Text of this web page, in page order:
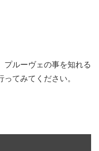
プルーヴェの事を知れる
てみてください。